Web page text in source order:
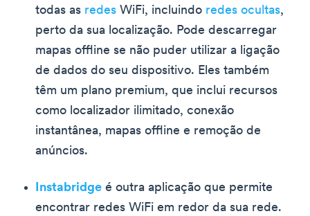
todas as redes WiFi, incluindo redes ocultas,
perto da sua localização. Pode descarregar
mapas offline se não puder utilizar a ligação
de dados do seu dispositivo. Eles também
têm um plano premium, que inclui recursos
como localizador ilimitado, conexão
instantânea, mapas offline e remoção de
anúncios.
Instabridge é outra aplicação que permite
encontrar redes WiFi em redor da sua rede.